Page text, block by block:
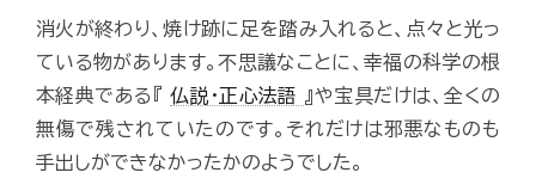
消火が終わり、焼け跡に足を踏み入れると、点々と光っ
ている物があります。不思議なことに、幸福の科学の根
本経典である『 仏説・正心法語 』や宝具だけは、全くの
無傷で残されていたのです。それだけは邪悪なものも
手出しができなかったかのようでした。